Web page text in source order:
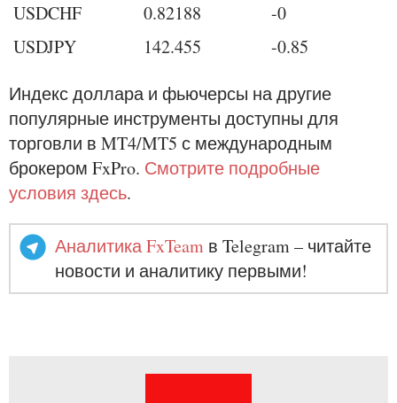
USDCHF
0.82188
-0
USDJPY
142.455
-0.85
Индекс доллара и фьючерсы на другие
популярные инструменты доступны для
торговли в MT4/MT5 с международным
брокером FxPro. Смотрите подробные
условия здесь.
Аналитика FxTeam в Telegram – читайте
новости и аналитику первыми!